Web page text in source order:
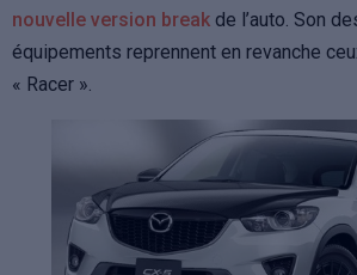
nouvelle version break de l’auto. Son
équipements reprennent en revanche
« Racer ».